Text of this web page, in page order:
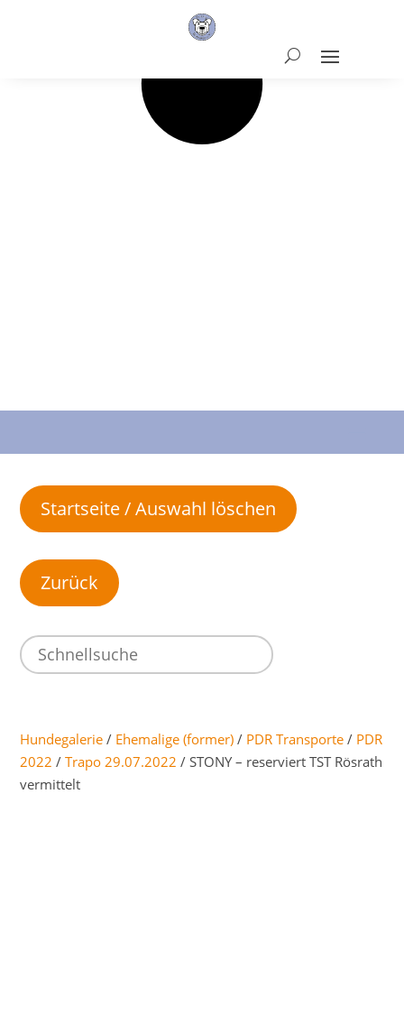
Startseite / Auswahl löschen
Hundegalerie / Ehemalige (former) / PDR Transporte / PDR
2022 /Trapo 29.07.2022 / STONY – reserviert TST Rösrath
vermittelt